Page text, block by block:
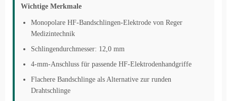
Wichtige Merkmale
Monopolare HF-Bandschlingen-Elektrode von Reger
Medizintechnik
Schlingendurchmesser: 12,0 mm
4-mm-Anschluss für passende HF-Elektrodenhandgriffe
Flachere Bandschlinge als Alternative zur runden
Drahtschlinge